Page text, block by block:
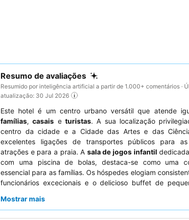
Resumo de avaliações
Resumido por inteligência artificial a partir de 1.000+ comentários ·
atualização: 30 Jul 2026
Este hotel é um centro urbano versátil que atende
famílias,casais eturistas. A sua localização
centro da cidade e a Cidade das Artes e das
excelentes ligações de transportes públicos para
atrações e para a praia. A sala de jogos infantil
com uma piscina de bolas, destaca-se como uma
essencial para as famílias. Os hóspedes elogiam
funcionários excecionais e o delicioso buffet de
uma estadia mais tranquila, os hóspedes devem solicitar
Mostrar mais